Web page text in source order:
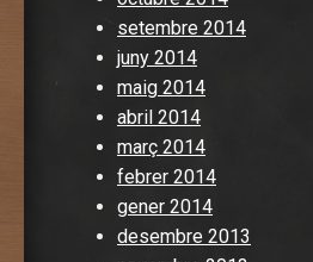
setembre 2014
juny 2014
maig 2014
abril 2014
març 2014
febrer 2014
gener 2014
desembre 2013